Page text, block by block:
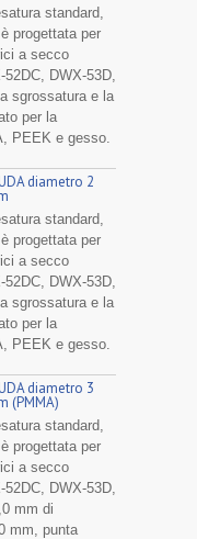
standard,
progettata per
a secco
52DC, DWX-53D,
sgrossatura e la
per la
PEEK e gesso.
diametro 2
standard,
progettata per
a secco
52DC, DWX-53D,
sgrossatura e la
per la
PEEK e gesso.
diametro 3
(PMMA)
standard,
progettata per
a secco
52DC, DWX-53D,
mm di
mm, punta